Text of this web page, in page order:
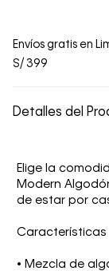
Envíos gratis en
S/ 399
Detalles del
Elige la
Modern
de estar por
Características
• Mezcla de